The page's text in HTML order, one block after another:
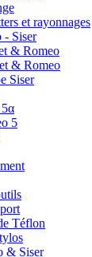
et rayonnages
- Siser
& Romeo
& Romeo
Siser
5
Téflon
& Siser